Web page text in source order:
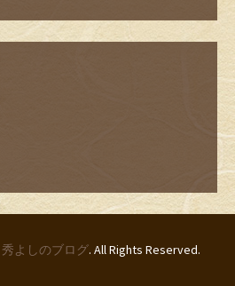
よしのブログ. All Rights Reserved.